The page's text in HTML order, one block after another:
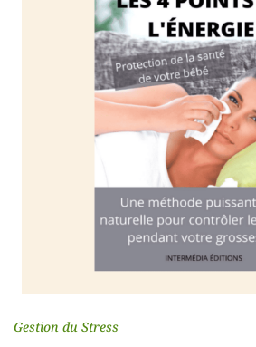
Gestion du Stress